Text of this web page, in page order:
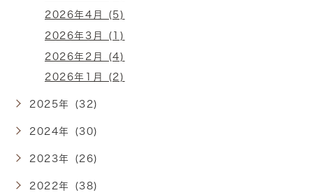
2026年4月 (5)
2026年3月 (1)
2026年2月 (4)
2026年1月 (2)
2025年 (32)
2024年 (30)
2023年 (26)
2022年 (38)